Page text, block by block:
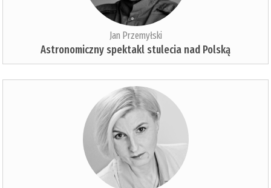
Jan Przemyłski
Astronomiczny spektakl stulecia nad Polską